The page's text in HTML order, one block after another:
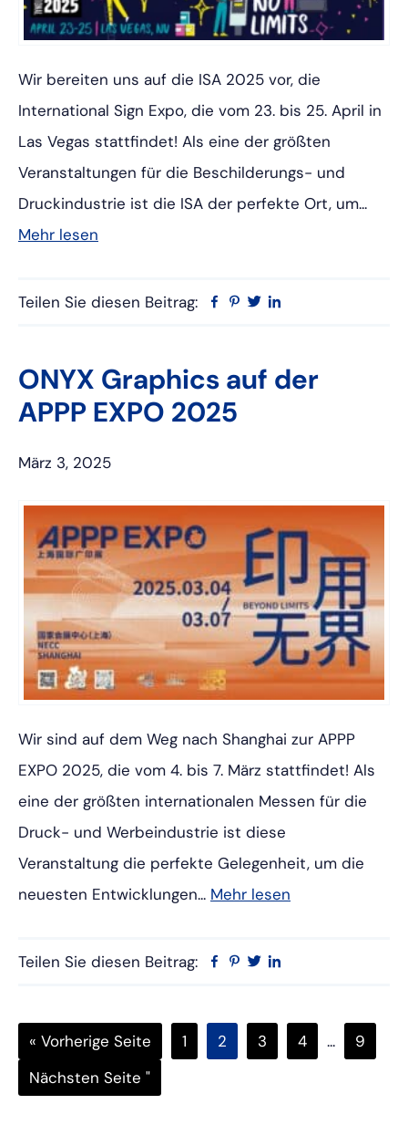
Wir bereiten uns auf die ISA 2025 vor, die
International Sign Expo, die vom 23. bis 25. April in
Las Vegas stattfindet! Als eine der größten
Veranstaltungen für die Beschilderungs- und
Druckindustrie ist die ISA der perfekte Ort, um...
Mehr lesen
Teilen Sie diesen Beitrag: Facebook
Pinterest
Twitter
ONYX Graphics auf der
APPP EXPO 2025
März 3, 2025
Wir sind auf dem Weg nach Shanghai zur APPP
EXPO 2025, die vom 4. bis 7. März stattfindet! Als
eine der größten internationalen Messen für die
Druck- und Werbeindustrie ist diese
Veranstaltung die perfekte Gelegenheit, um die
neuesten Entwicklungen... Mehr lesen
Teilen Sie diesen Beitrag: Facebook
Pinterest
Twitter
« Zurück
Vorherige Seite Seite
1 Seite
2 Seite
3 Seite
4 ... Seite
9
Zur
Nächsten Seite "